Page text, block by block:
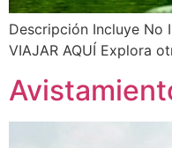
Descripción Incluye No
VIAJAR AQUÍ Explora